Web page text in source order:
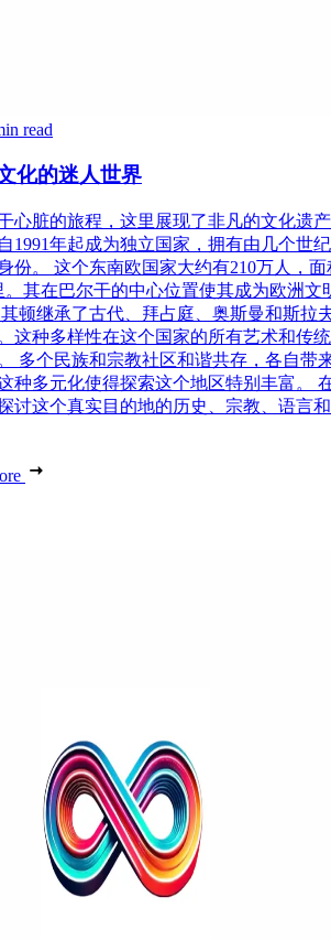
read
化的迷人世界
心脏的旅程，这里展现了非凡的文化遗
1991年起成为独立国家，拥有由几个世
份。 这个东南欧国家大约有210万人，面
。其在巴尔干的中心位置使其成为欧洲文
顿继承了古代、拜占庭、奥斯曼和斯拉
这种多样性在这个国家的所有艺术和传
多个民族和宗教社区和谐共存，各自带
种多元化使得探索这个地区特别丰富。
讨这个真实目的地的历史、宗教、语言